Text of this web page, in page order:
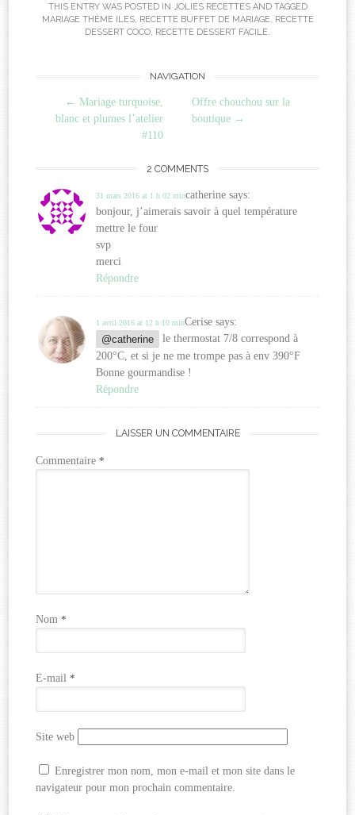
THIS ENTRY WAS POSTED IN JOLIES RECETTESAND TAGGED
MARIAGE THÈME ILES, RECETTE BUFFET DE MARIAGE, RECETTE
DESSERT COCO, RECETTE DESSERT FACILE.
navigation
NAVIGATION
← Mariage turquoise,
blanc et plumes l’atelier
#110
Offre chouchou sur la
boutique →
2 COMMENTS
catherine says:
31 mars 2016 at 1 h 02 min
bonjour, j’aimerais savoir à quel température
mettre le four
svp
merci
Répondre
Cerise says:
1 avril 2016 at 12 h 10 min
@catherine
le thermostat 7/8 correspond à
200°C, et si je ne me trompe pas à env 390°F
Bonne gourmandise !
Répondre
LAISSER UN COMMENTAIRE
Commentaire*
Nom*
E-mail*
Site web
Enregistrer mon nom, mon e-mail et mon site dans le
navigateur pour mon prochain commentaire.